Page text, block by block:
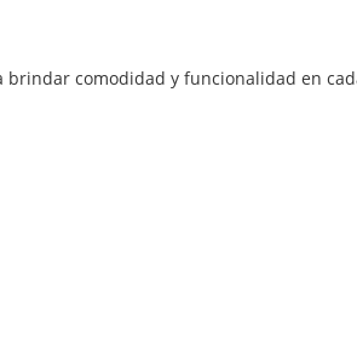
comodidad y funcionalidad en